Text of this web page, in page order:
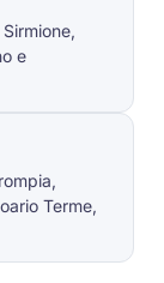
e
Terme,